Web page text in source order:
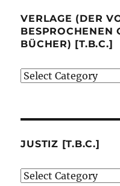
VERLAGE (DER
BESPROCHENEN
BÜCHER) [T.B.C.]
Verlage
besprochenen
erwähnten
JUSTIZ [T.B.C.]
Justiz